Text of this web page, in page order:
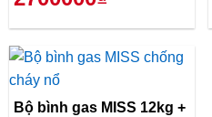
Bộ bình gas MISS 12kg +